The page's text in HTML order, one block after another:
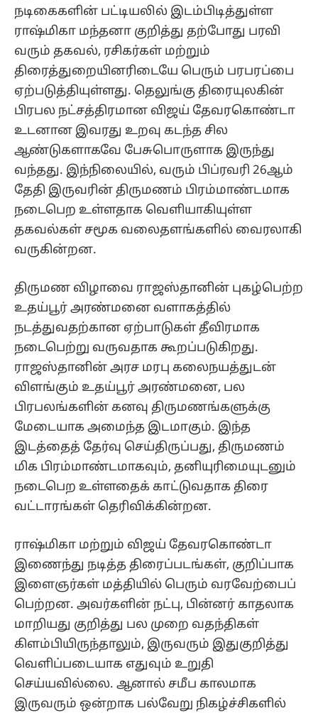
நடிகைகளின் பட்டியலில் இடம்பிடித்துள்ள
ராஷ்மிகா மந்தனா குறித்து தற்போது பரவி
வரும் தகவல், ரசிகர்கள் மற்றும்
திரைத்துறையினரிடையே பெரும் பரபரப்பை
ஏற்படுத்தியுள்ளது. தெலுங்கு திரையுலகின்
பிரபல நட்சத்திரமான விஜய் தேவரகொண்டா
உடனான இவரது உறவு கடந்த சில
ஆண்டுகளாகவே பேசுபொருளாக இருந்து
வந்தது. இந்நிலையில், வரும் பிப்ரவரி 26ஆம்
தேதி இருவரின் திருமணம் பிரம்மாண்டமாக
நடைபெற உள்ளதாக வெளியாகியுள்ள
தகவல்கள் சமூக வலைதளங்களில் வைரலாகி
வருகின்றன.
திருமண விழாவை ராஜஸ்தானின் புகழ்பெற்ற
உதய்பூர் அரண்மனை வளாகத்தில்
நடத்துவதற்கான ஏற்பாடுகள் தீவிரமாக
நடைபெற்று வருவதாக கூறப்படுகிறது.
ராஜஸ்தானின் அரச மரபு கலைநயத்துடன்
விளங்கும் உதய்பூர் அரண்மனை, பல
பிரபலங்களின் கனவு திருமணங்களுக்கு
மேடையாக அமைந்த இடமாகும். இந்த
இடத்தைத் தேர்வு செய்திருப்பது, திருமணம்
மிக பிரம்மாண்டமாகவும், தனியுரிமையுடனும்
நடைபெற உள்ளதைக் காட்டுவதாக திரை
வட்டாரங்கள் தெரிவிக்கின்றன.
ராஷ்மிகா மற்றும் விஜய் தேவரகொண்டா
இணைந்து நடித்த திரைப்படங்கள், குறிப்பாக
இளைஞர்கள் மத்தியில் பெரும் வரவேற்பைப்
பெற்றன. அவர்களின் நட்பு, பின்னர் காதலாக
மாறியது குறித்து பல முறை வதந்திகள்
கிளம்பியிருந்தாலும், இருவரும் இதுகுறித்து
வெளிப்படையாக எதுவும் உறுதி
செய்யவில்லை. ஆனால் சமீப காலமாக
இருவரும் ஒன்றாக பல்வேறு நிகழ்ச்சிகளில்